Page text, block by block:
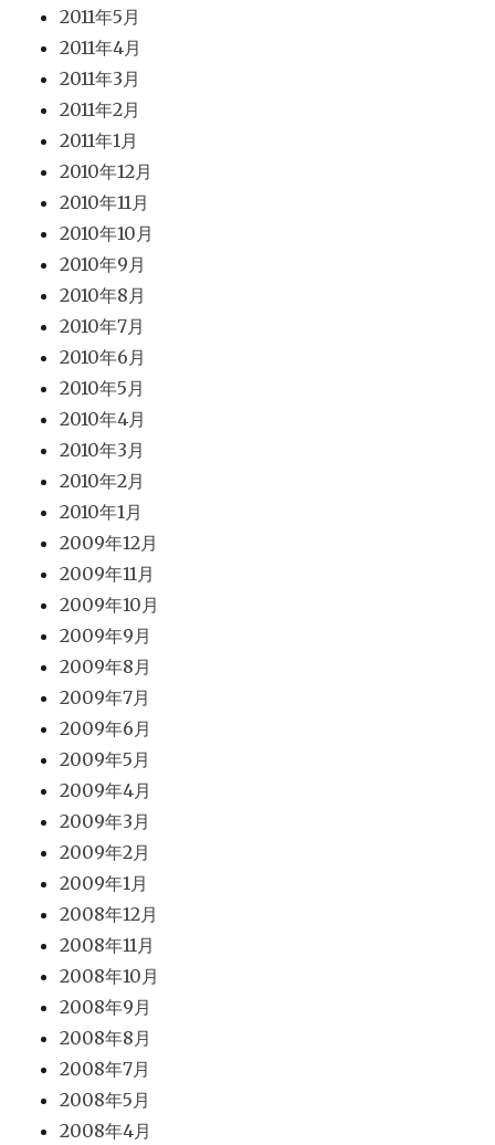
2011年5月
2011年4月
2011年3月
2011年2月
2011年1月
2010年12月
2010年11月
2010年10月
2010年9月
2010年8月
2010年7月
2010年6月
2010年5月
2010年4月
2010年3月
2010年2月
2010年1月
2009年12月
2009年11月
2009年10月
2009年9月
2009年8月
2009年7月
2009年6月
2009年5月
2009年4月
2009年3月
2009年2月
2009年1月
2008年12月
2008年11月
2008年10月
2008年9月
2008年8月
2008年7月
2008年5月
2008年4月